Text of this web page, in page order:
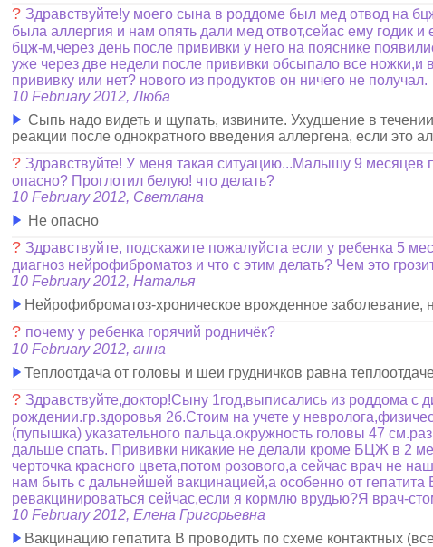
? Здравствуйте!у моего сына в роддоме был мед отвод на
была аллергия и нам опять дали мед отвот,сейас ему годик
бцж-м,через день после прививки у него на пояснике
уже через две недели после прививки обсыпало все ножки,и
прививку или нет? нового из продуктов он ничего не получал.
10 February 2012, Люба
Сыпь надо видеть и щупать, извините. Ухудшение в
реакции после однократного введения аллергена, если это
? Здравствуйте! У меня такая ситуацию...Малышу 9 месяцев
опасно? Проглотил белую! что делать?
10 February 2012, Светлана
Не опасно
? Здравствуйте, подскажите пожалуйста если у ребенка 5
диагноз нейрофиброматоз и что с этим делать? Чем это
10 February 2012, Наталья
Нейрофиброматоз-хроническое врожденное заболевание,
? почему у ребенка горячий родничёк?
10 February 2012, анна
Теплоотдача от головы и шеи грудничков равна
? Здравствуйте,доктор!Сыну 1год,выписались из роддома
рождении.гр.здоровья 2б.Стоим на учете у
(пупышка) указательного пальца.окружность головы 47
дальше спать. Прививки никакие не делали кроме БЦЖ в 2
черточка красного цвета,потом розового,а сейчас врач не
нам быть с дальнейшей вакцинацией,а особенно от
ревакцинироваться сейчас,если я кормлю врудью?Я врач-
10 February 2012, Елена Григорьевна
Вакцинацию гепатита В проводить по схеме контактных